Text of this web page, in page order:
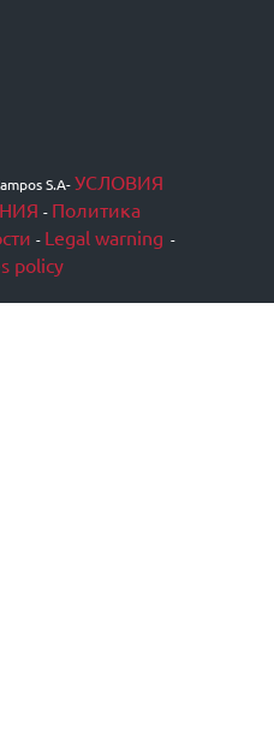
S.A-УСЛОВИЯ
- Политика
- Legal warning -
policy